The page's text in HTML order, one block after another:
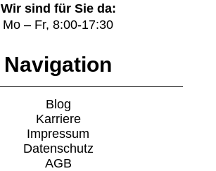
Wir sind für Sie da:
Mo – Fr, 8:00-17:30
Navigation
Blog
Karriere
Impressum
Datenschutz
AGB